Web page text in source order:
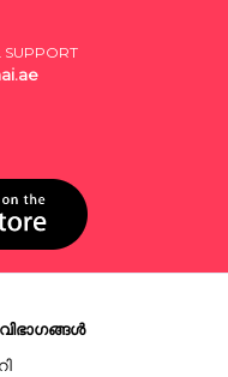
SUPPORT